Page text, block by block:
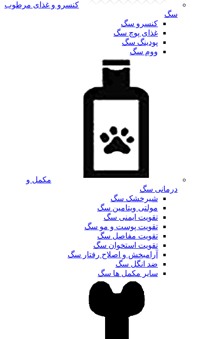
کنسرو و غذای مرطوب
سگ
کنسرو سگ
غذای پوچ سگ
پودینگ سگ
ووم سگ
مکمل و
درمانی سگ
شیرخشک سگ
مولتی ویتامین سگ
تقویت ایمنی سگ
تقویت پوست و مو سگ
تقویت مفاصل سگ
تقویت استخوان سگ
آرامبخش و اصلاح رفتار سگ
ضد انگل سگ
سایر مکمل ها سگ